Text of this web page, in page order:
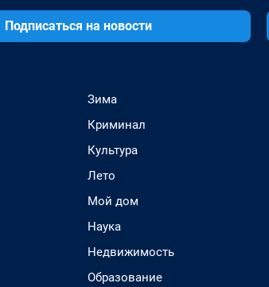
Подписаться на новости
Зима
Криминал
Культура
Лето
Мой дом
Наука
Недвижимость
Образование